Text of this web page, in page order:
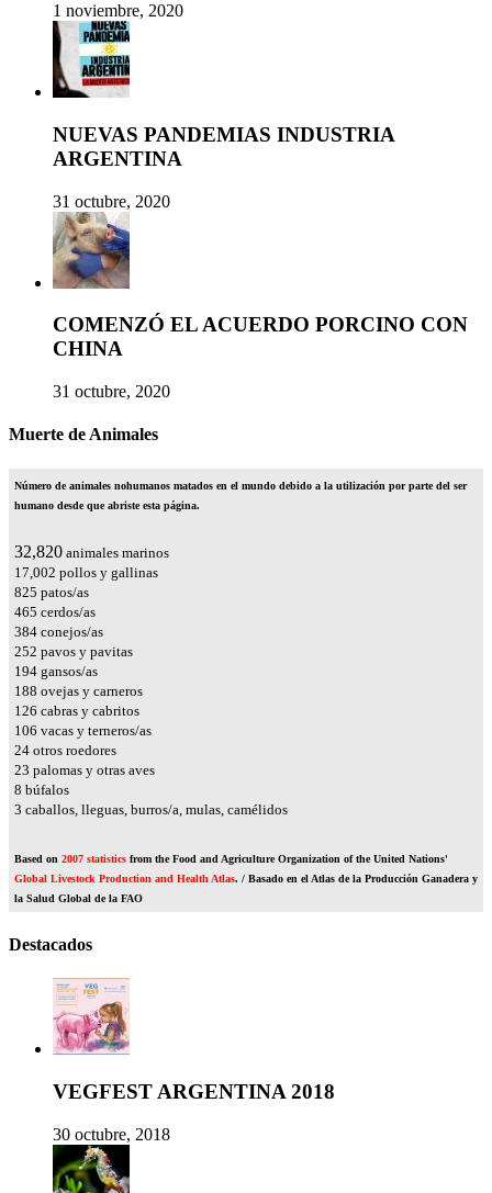
1 noviembre, 2020
NUEVAS PANDEMIAS INDUSTRIA
ARGENTINA
31 octubre, 2020
COMENZÓ EL ACUERDO PORCINO CON
CHINA
31 octubre, 2020
Muerte de Animales
Número de animales nohumanos matados en el mundo debido a la utilización por parte del ser
humano desde que abriste esta página.
36,744 animales marinos
19,034 pollos y gallinas
923 patos/as
521 cerdos/as
429 conejos/as
282 pavos y pavitas
218 gansos/as
210 ovejas y carneros
141 cabras y cabritos
119 vacas y terneros/as
27 otros roedores
26 palomas y otras aves
9 búfalos
4 caballos, lleguas, burros/a, mulas, camélidos
Based on 2007 statistics from the Food and Agriculture Organization of the United Nations'
Global Livestock Production and Health Atlas. / Basado en el Atlas de la Producción Ganadera y
la Salud Global de la FAO
Destacados
VEGFEST ARGENTINA 2018
30 octubre, 2018